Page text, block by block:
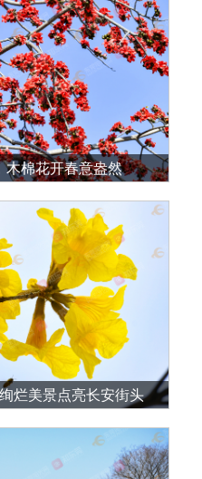
木棉花开春意盎然
烂美景点亮​长安街头